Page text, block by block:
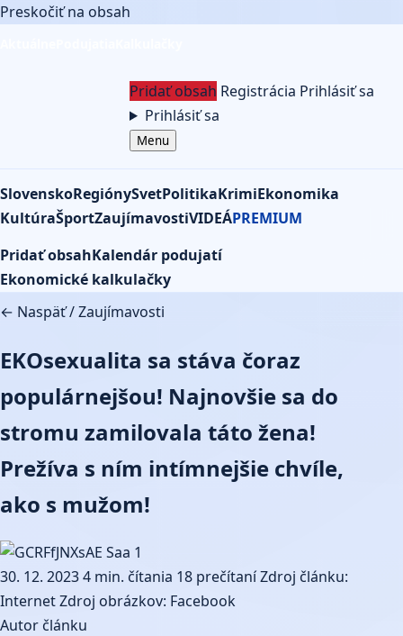
Preskočiť na obsah
Pridať obsah Registrácia Prihlásiť sa
Prihlásiť sa
Menu
SlovenskoRegiónySvetPolitikaKrimiEkonomika
KultúraŠportZaujímavostiVIDEÁPREMIUM
Pridať obsahKalendár podujatí
Ekonomické kalkulačky
← Naspäť/Zaujímavosti
EKOsexualita sa stáva čoraz
populárnejšou! Najnovšie sa do
stromu zamilovala táto žena!
Prežíva s ním intímnejšie chvíle,
ako s mužom!
30. 12. 20234 min. čítania 18 prečítaníZdroj článku:
InternetZdroj obrázkov: Facebook
Autor článku